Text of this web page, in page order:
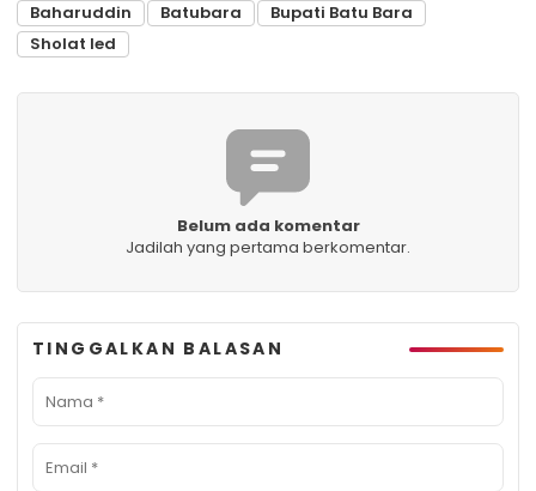
Baharuddin Batubara
Bupati Batu Bara
Sholat Ied
Belum ada komentar
Jadilah yang pertama berkomentar.
TINGGALKAN BALASAN